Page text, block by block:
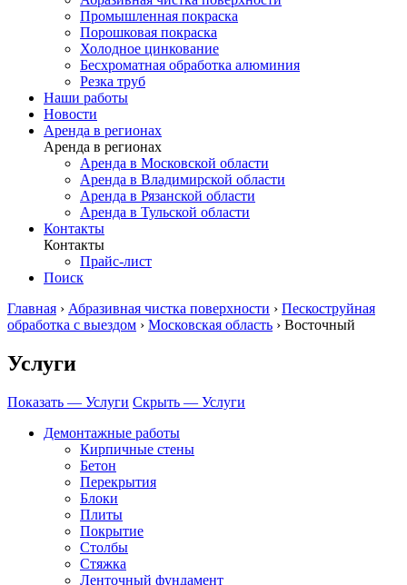
Промышленная покраска
Порошковая покраска
Холодное цинкование
Бесхроматная обработка алюминия
Резка труб
Наши работы
Новости
Аренда в регионах
Аренда в регионах
Аренда в Московской области
Аренда в Владимирской области
Аренда в Рязанской области
Аренда в Тульской области
Контакты
Контакты
Прайс-лист
Поиск
Главная › Абразивная чистка поверхности › Пескоструйная
обработка с выездом › Московская область › Восточный
Услуги
Показать — Услуги Скрыть — Услуги
Демонтажные работы
Кирпичные стены
Бетон
Перекрытия
Блоки
Плиты
Покрытие
Столбы
Стяжка
Ленточный фундамент